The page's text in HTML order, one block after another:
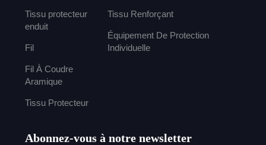
Tissu protecteur
enduit
Fil
Fil À Coudre
Aramique
Tissu Protecteur
Tissu Renforçant
Équipement De Protection
Individuelle
Abonnez-vous à notre newsletter